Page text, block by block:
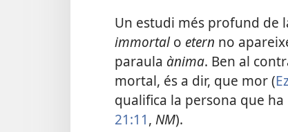
Un estudi més profund de
immortalo etern no
paraula ànima. Ben al
mortal, és a dir, que mor (
qualifica la persona que
21:11, NM).